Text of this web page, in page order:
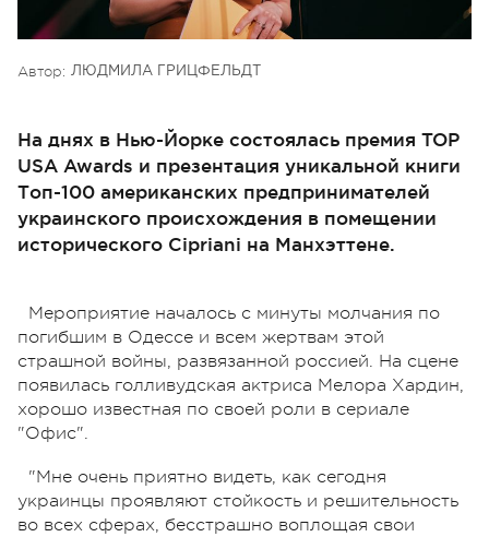
Автор: ЛЮДМИЛА ГРИЦФЕЛЬДТ
На днях в Нью-Йорке состоялась премия TOP
USA Awards и презентация уникальной книги
Топ-100 американских предпринимателей
украинского происхождения в помещении
исторического Cipriani на Манхэттене.
Мероприятие началось с минуты молчания по
погибшим в Одессе и всем жертвам этой
страшной войны, развязанной россией. На сцене
появилась голливудская актриса Мелора Хардин,
хорошо известная по своей роли в сериале
"Офис".
"Мне очень приятно видеть, как сегодня
украинцы проявляют стойкость и решительность
во всех сферах, бесстрашно воплощая свои